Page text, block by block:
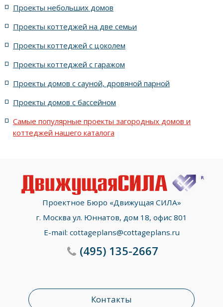
жилых в современном стиле с террасой
с террасой и 6 комнатами
Проекты небольших домов
Проекты коттеджей на две семьи
Проекты коттеджей с цоколем
Проекты коттеджей с гаражом
Проекты домов с сауной, дровяной парной
Проекты домов с бассейном
Самые популярные проекты загородных домов и
коттеджей нашего каталога
Проектное Бюро «Движущая СИЛА»
г. Москва ул. Юннатов, дом 18, офис 801
E-mail: cottageplans@cottageplans.ru
Контакты
(495)135-2667